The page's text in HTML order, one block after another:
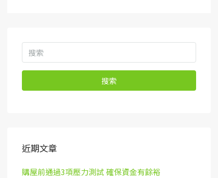
搜索
近期文章
購屋前通過3項壓力測試 確保資金有餘裕